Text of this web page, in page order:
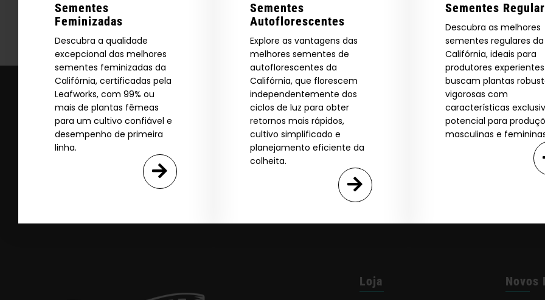
Sementes
Feminizadas
Descubra a qualidade
excepcional das melhores
sementes feminizadas da
Califórnia, certificadas pela
Leafworks, com 99% ou
mais de plantas fêmeas
para um cultivo confiável e
desempenho de primeira
linha.
Sementes
Autoflorescentes
Explore as vantagens das
melhores sementes de
autoflorescentes da
Califórnia, que florescem
independentemente dos
ciclos de luz para obter
retornos mais rápidos,
cultivo simplificado e
planejamento eficiente da
colheita.
Sementes
Descubra as melhores
sementes regulares da
Califórnia, ideais para
produtores
buscam plantas
vigorosas com
características
potencial para
masculinas e
Loja Novos
Agree & Enter
By clicking AGREE & ENTER, you confirm you are 18
SIGN ME UP!
NO, THANKS